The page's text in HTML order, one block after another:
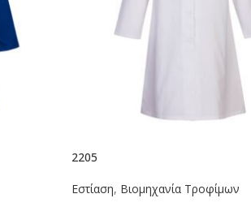
2205
Εστίαση, Βιομηχανία Τροφίμων